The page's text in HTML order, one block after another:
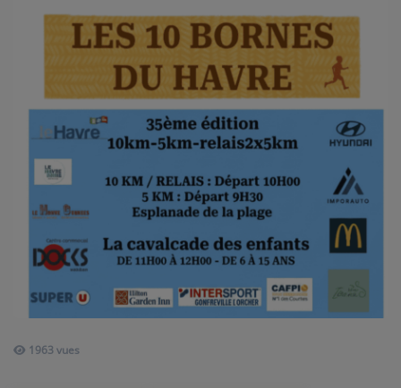
AU TOUR DE ... AUTOUR DE ....
ÊTRE-BIEN
LE LIVE RADIO GIRAFE
DICTIONNAIRE DES IDÉES CONFUSES
BOULEVARD DES ARTISTES
LES MOTS À LA BOUCHE
SPORT ADDICT
PETITS RÉCITS DE JAZZ
1963 vues